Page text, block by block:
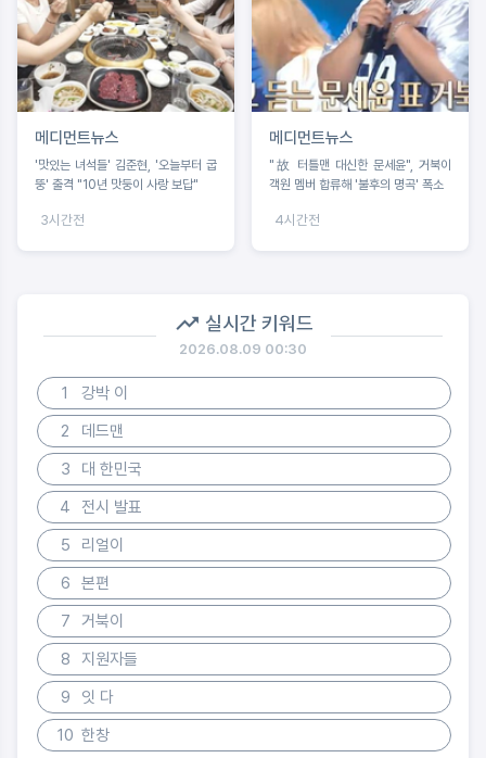
메디먼트뉴스
'맛있는 녀석들' 김준현, '오늘부터 굽
뚱' 출격 "10년 맛둥이 사랑 보답"
3시간전
메디먼트뉴스
"故 터틀맨 대신한 문세윤", 거북이
객원 멤버 합류해 '불후의 명곡' 폭소
4시간전
실시간 키워드
2026.08.09 00:30
1
강박 이
2
데드맨
3
대 한민국
4
전시 발표
5
리얼이
6
본편
7
거북이
8
지원자들
9
잇 다
10 한창